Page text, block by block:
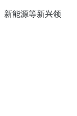
新能源等新兴领